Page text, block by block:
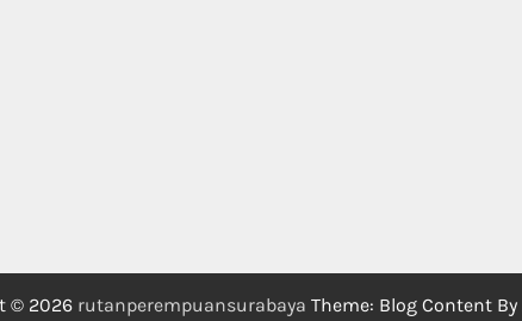
© 2026 rutanperempuansurabaya Theme: Blog Content By